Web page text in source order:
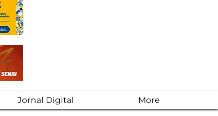
Jornal Digital More